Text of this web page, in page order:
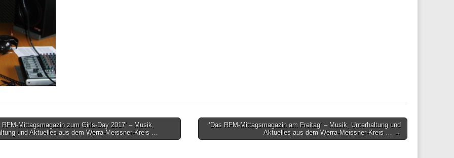
RFM-Mittagsmagazin zum Girls-Day 2017’ – Musik,
und Aktuelles aus dem Werra-Meissner-Kreis …
‘Das RFM-Mittagsmagazin am Freitag’ – Musik, Unterhaltung und
Aktuelles aus dem Werra-Meissner-Kreis … →